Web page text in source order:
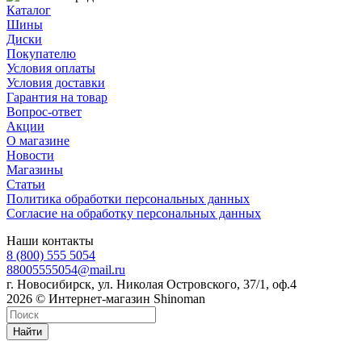
Каталог
Шины
Диски
Покупателю
Условия оплаты
Условия доставки
Гарантия на товар
Вопрос-ответ
Акции
О магазине
Новости
Магазины
Статьи
Политика обработки персональных данных
Согласие на обработку персональных данных
Наши контакты
8 (800) 555 5054
88005555054@mail.ru
г. Новосибирск, ул. Николая Островского, 37/1, оф.4
2026 © Интернет-магазин Shinoman
Найти